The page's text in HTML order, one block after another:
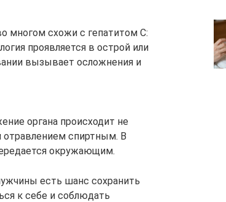
многом схожи с гепатитом С:
проявляется в острой или
вызывает осложнения и
органа происходит не
отравлением спиртным. В
окружающим.
есть шанс сохранить
к себе и соблюдать